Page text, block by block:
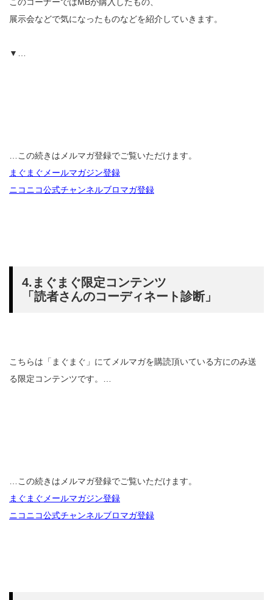
展示会などで気になったものなどを紹介していきます。
▼…
…この続きはメルマガ登録でご覧いただけます。
まぐまぐメールマガジン登録
ニコニコ公式チャンネルブロマガ登録
4.まぐまぐ限定コンテンツ
「読者さんのコーディネート診断」
こちらは「まぐまぐ」にてメルマガを購読頂いている方にのみ送
る限定コンテンツです。…
…この続きはメルマガ登録でご覧いただけます。
まぐまぐメールマガジン登録
ニコニコ公式チャンネルブロマガ登録